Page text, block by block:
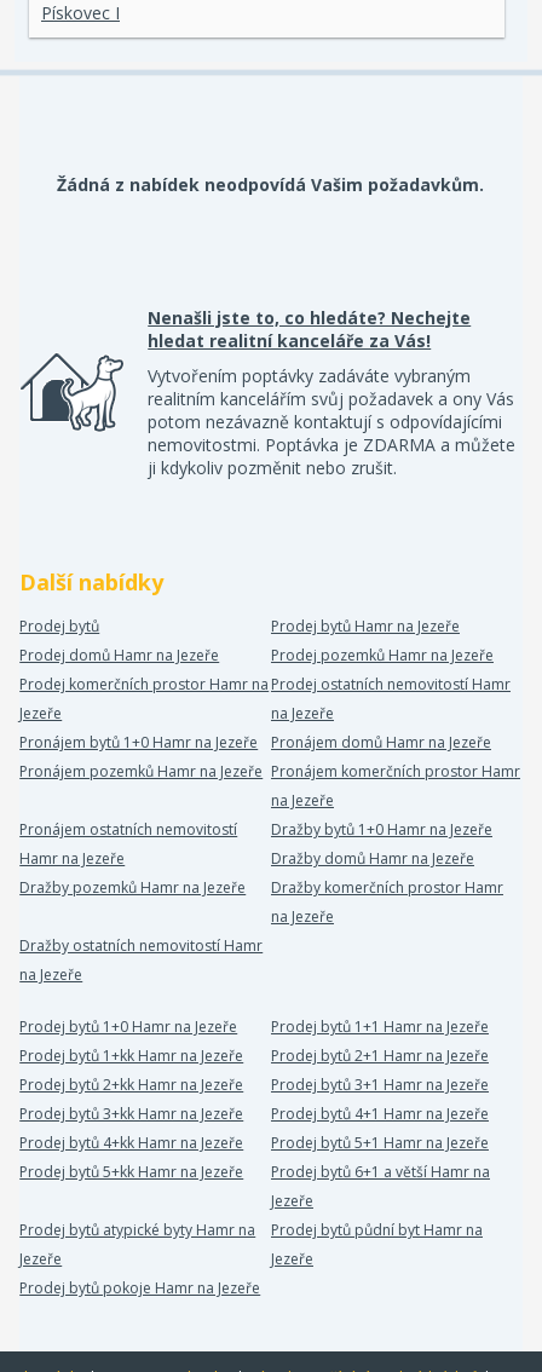
Pískovec I
Žádná z nabídek neodpovídá Vašim požadavkům.
Nenašli jste to, co hledáte? Nechejte
hledat realitní kanceláře za Vás!
Vytvořením poptávky zadáváte vybraným
realitním kancelářím svůj požadavek a ony Vás
potom nezávazně kontaktují s odpovídajícími
nemovitostmi. Poptávka je ZDARMA a můžete
ji kdykoliv pozměnit nebo zrušit.
Další nabídky
Prodej bytů
Prodej bytů Hamr na Jezeře
Prodej domů Hamr na Jezeře
Prodej pozemků Hamr na Jezeře
Prodej komerčních prostor Hamr na
Jezeře
Prodej ostatních nemovitostí Hamr
na Jezeře
Pronájem bytů 1+0 Hamr na Jezeře
Pronájem domů Hamr na Jezeře
Pronájem pozemků Hamr na Jezeře Pronájem komerčních prostor Hamr
na Jezeře
Pronájem ostatních nemovitostí
Hamr na Jezeře
Dražby bytů 1+0 Hamr na Jezeře
Dražby domů Hamr na Jezeře
Dražby pozemků Hamr na Jezeře
Dražby komerčních prostor Hamr
na Jezeře
Dražby ostatních nemovitostí Hamr
na Jezeře
Prodej bytů 1+0 Hamr na Jezeře
Prodej bytů 1+1 Hamr na Jezeře
Prodej bytů 1+kk Hamr na Jezeře
Prodej bytů 2+1 Hamr na Jezeře
Prodej bytů 2+kk Hamr na Jezeře
Prodej bytů 3+1 Hamr na Jezeře
Prodej bytů 3+kk Hamr na Jezeře
Prodej bytů 4+1 Hamr na Jezeře
Prodej bytů 4+kk Hamr na Jezeře
Prodej bytů 5+1 Hamr na Jezeře
Prodej bytů 5+kk Hamr na Jezeře
Prodej bytů 6+1 a větší Hamr na
Jezeře
Prodej bytů atypické byty Hamr na
Jezeře
Prodej bytů půdní byt Hamr na
Jezeře
Prodej bytů pokoje Hamr na Jezeře